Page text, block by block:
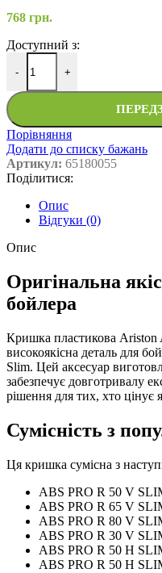
768 грн.
Доступний з:
- +
Порівняння
Додати до списку бажань
Артикул: 65180055
Поділитися:
Опис
Відгуки (0)
Опис
Оригінальна
бойлера
Кришка пластикова
високоякісна деталь для
Slim. Цей аксесуар
забезпечує довготривалу
рішення для тих, хто цінує
Сумісність з
Ця кришка сумісна з
ABS PRO R 50 V
ABS PRO R 65 V
ABS PRO R 80 V
ABS PRO R 30 V
ABS PRO R 50 H
ABS PRO R 50 H